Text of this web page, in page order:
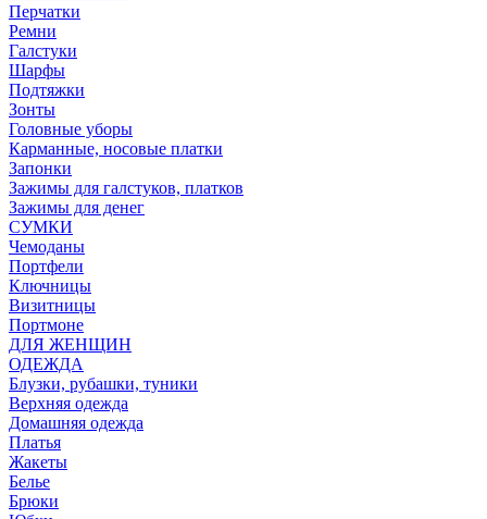
Перчатки
Ремни
Галстуки
Шарфы
Подтяжки
Зонты
Головные уборы
Карманные, носовые платки
Запонки
Зажимы для галстуков, платков
Зажимы для денег
СУМКИ
Чемоданы
Портфели
Ключницы
Визитницы
Портмоне
ДЛЯ ЖЕНЩИН
ОДЕЖДА
Блузки, рубашки, туники
Верхняя одежда
Домашняя одежда
Платья
Жакеты
Белье
Брюки